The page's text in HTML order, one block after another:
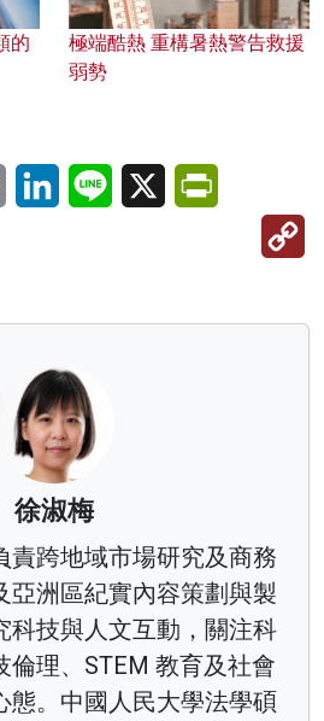
的
極端酷熱 重構暑熱警告救援
弱勢
Email LinkedInLine X
徐淑梅
責跨地域市場研究及商務
亞洲區紀實內容策劃與製
科技與人文互動，關注科
倫理、STEM 教育及社會
態。中國人民大學法學碩